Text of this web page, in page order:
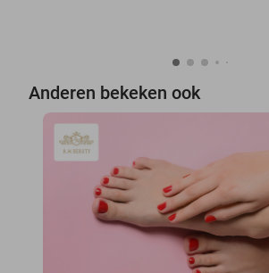
Anderen bekeken ook